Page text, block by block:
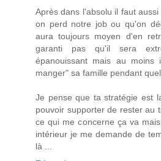
Après dans l'absolu il faut
on perd notre job ou qu'on
aura toujours moyen d'en
garanti pas qu'il sera
épanouissant mais au
manger" sa famille pendant
Je pense que ta stratégie est
pouvoir supporter de rester au
ce qui me concerne ça va
intérieur je me demande de
là ...